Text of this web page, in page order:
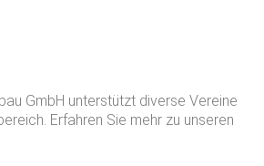
GmbH unterstützt diverse Vereine
Erfahren Sie mehr zu unseren